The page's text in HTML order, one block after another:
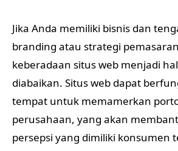
Jika Anda memiliki bisnis dan
branding atau strategi
keberadaan situs web menjadi
diabaikan. Situs web dapat
tempat untuk memamerkan
perusahaan, yang akan
persepsi yang dimiliki konsumen